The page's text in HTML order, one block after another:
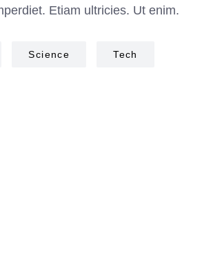
Etiam ultricies. Ut enim.
Science Tech